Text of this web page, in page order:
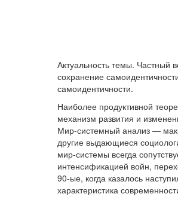
Актуальность темы. Частный
сохранение
самоидентичности.
Наиболее продуктивной
механизм развития и
Мир-системный анализ —
другие выдающиеся
мир-системы всегда
интенсификацией войн,
90-ые, когда казалось
характеристика